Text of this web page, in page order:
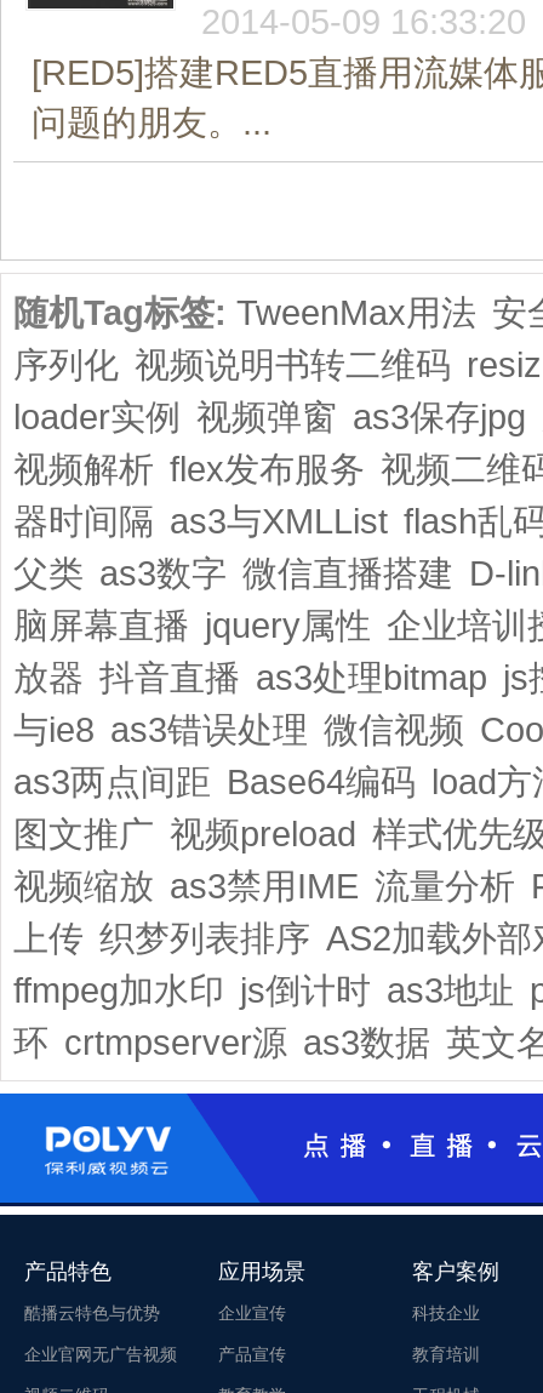
2014-05-09 16:33:20
[RED5]搭建RED5直播用流媒体
问题的朋友。...
随机Tag标签: TweenMax用法 安
序列化 视频说明书转二维码
loader实例 视频弹窗 as3保存jpg
视频解析 flex发布服务 视频二维
器时间隔 as3与XMLList flash乱
父类 as3数字 微信直播搭建 D-
脑屏幕直播 jquery属性 企业培训
放器 抖音直播 as3处理bitmap js
与ie8 as3错误处理 微信视频
as3两点间距 Base64编码 load方
图文推广 视频preload 样式优先
视频缩放 as3禁用IME 流量分析
上传 织梦列表排序 AS2加载外部
ffmpeg加水印 js倒计时 as3地址
环 crtmpserver源 as3数据 英文
产品特色
酷播云特色与优势
企业官网无广告视频
应用场景
企业宣传
产品宣传
客户案例
科技企业
教育培训